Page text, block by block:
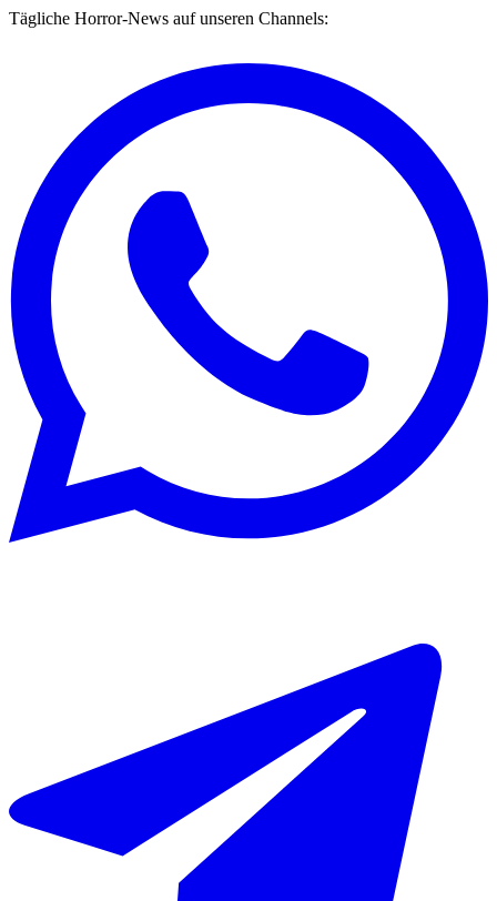
Tägliche Horror-News auf unseren Channels: